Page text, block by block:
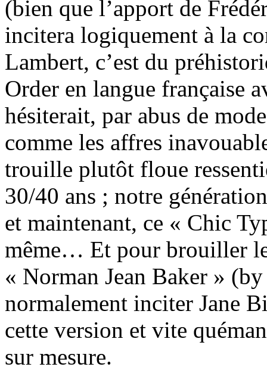
(bien que l’apport de
incitera logiquement à la
Lambert, c’est du
Order en langue française
hésiterait, par abus de
comme les affres
trouille plutôt floue
30/40 ans ; notre
et maintenant, ce « Chic
même… Et pour brouiller
« Norman Jean Baker »
normalement inciter Jane
cette version et vite
sur mesure.